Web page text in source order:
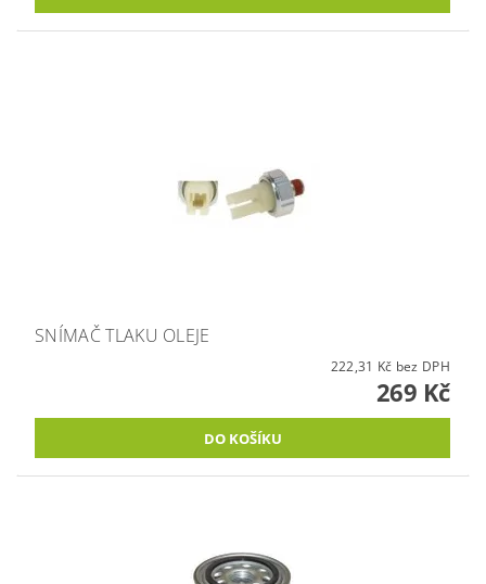
SNÍMAČ TLAKU OLEJE
222,31 Kč bez DPH
269 Kč